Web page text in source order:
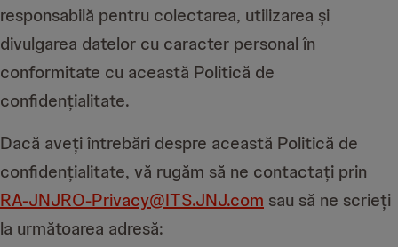
responsabilă pentru colectarea, utilizarea și
divulgarea datelor cu caracter personal în
conformitate cu această Politică de
confidențialitate.
Dacă aveți întrebări despre această Politică de
confidențialitate, vă rugăm să ne contactați prin
RA-JNJRO-Privacy@ITS.JNJ.com sau să ne scrieți
la următoarea adresă: